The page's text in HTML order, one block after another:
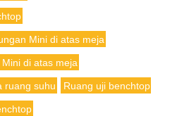
Mini di atas meja
di atas meja
ruang suhu Ruang uji benchtop